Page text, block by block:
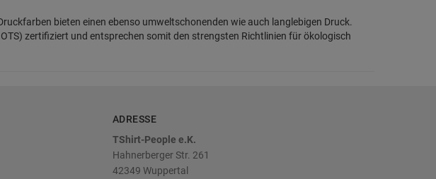
bieten einen ebenso umweltschonenden wie auch langlebigen Druck.
zertifiziert und entsprechen somit den strengsten Richtlinien für ökologisch
ADRESSE
TShirt-People e.K.
Hahnerberger Str. 261
42349 Wuppertal